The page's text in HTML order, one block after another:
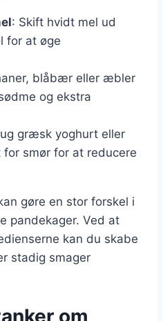
: Skift hvidt mel ud
for at øge
blåbær eller æbler
og ekstra
græsk yoghurt eller
smør for at reducere
gøre en stor forskel i
pandekager. Ved at
kan du skabe
stadig smager